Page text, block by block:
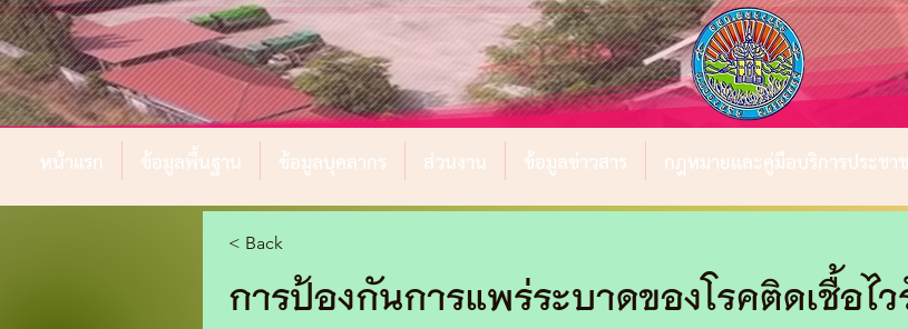
หน้าแรก ข้อมูลพื้นฐาน ข้อมูลบุคลากร ส่วนงาน ข้อมูลข่าวสาร กฎหมายและคู่มือบริการประชา
< Back
การป้องกันการแพร่ระบาดของโรคติดเชื้อไ